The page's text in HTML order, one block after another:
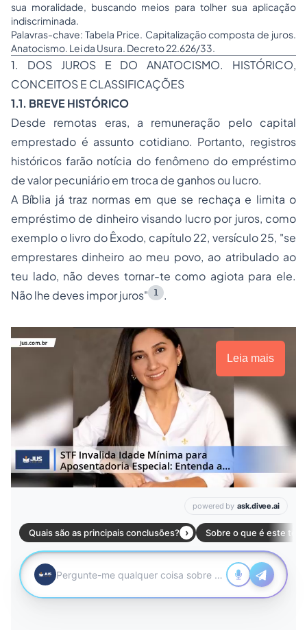
sua moralidade, buscando meios para tolher sua aplicação
indiscriminada.
Palavras-chave: Tabela Price. Capitalização composta de juros.
Anatocismo. Lei da Usura. Decreto 22.626/33.
1. DOS JUROS E DO ANATOCISMO. HISTÓRICO,
CONCEITOS E CLASSIFICAÇÕES
1.1. BREVE HISTÓRICO
Desde remotas eras, a remuneração pelo capital
emprestado é assunto cotidiano. Portanto, registros
históricos farão notícia do fenômeno do empréstimo
de valor pecuniário em troca de ganhos ou lucro.
A Bíblia já traz normas em que se rechaça e limita o
empréstimo de dinheiro visando lucro por juros, como
exemplo o livro do Êxodo, capítulo 22, versículo 25, "se
emprestares dinheiro ao meu povo, ao atribulado ao
teu lado, não deves tornar-te como agiota para ele.
Não lhe deves impor juros"
1 .
Leia mais